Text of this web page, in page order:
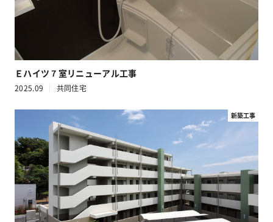
Ｅハイツ７室リニューアル工事
2025.09 共同住宅
新築工事